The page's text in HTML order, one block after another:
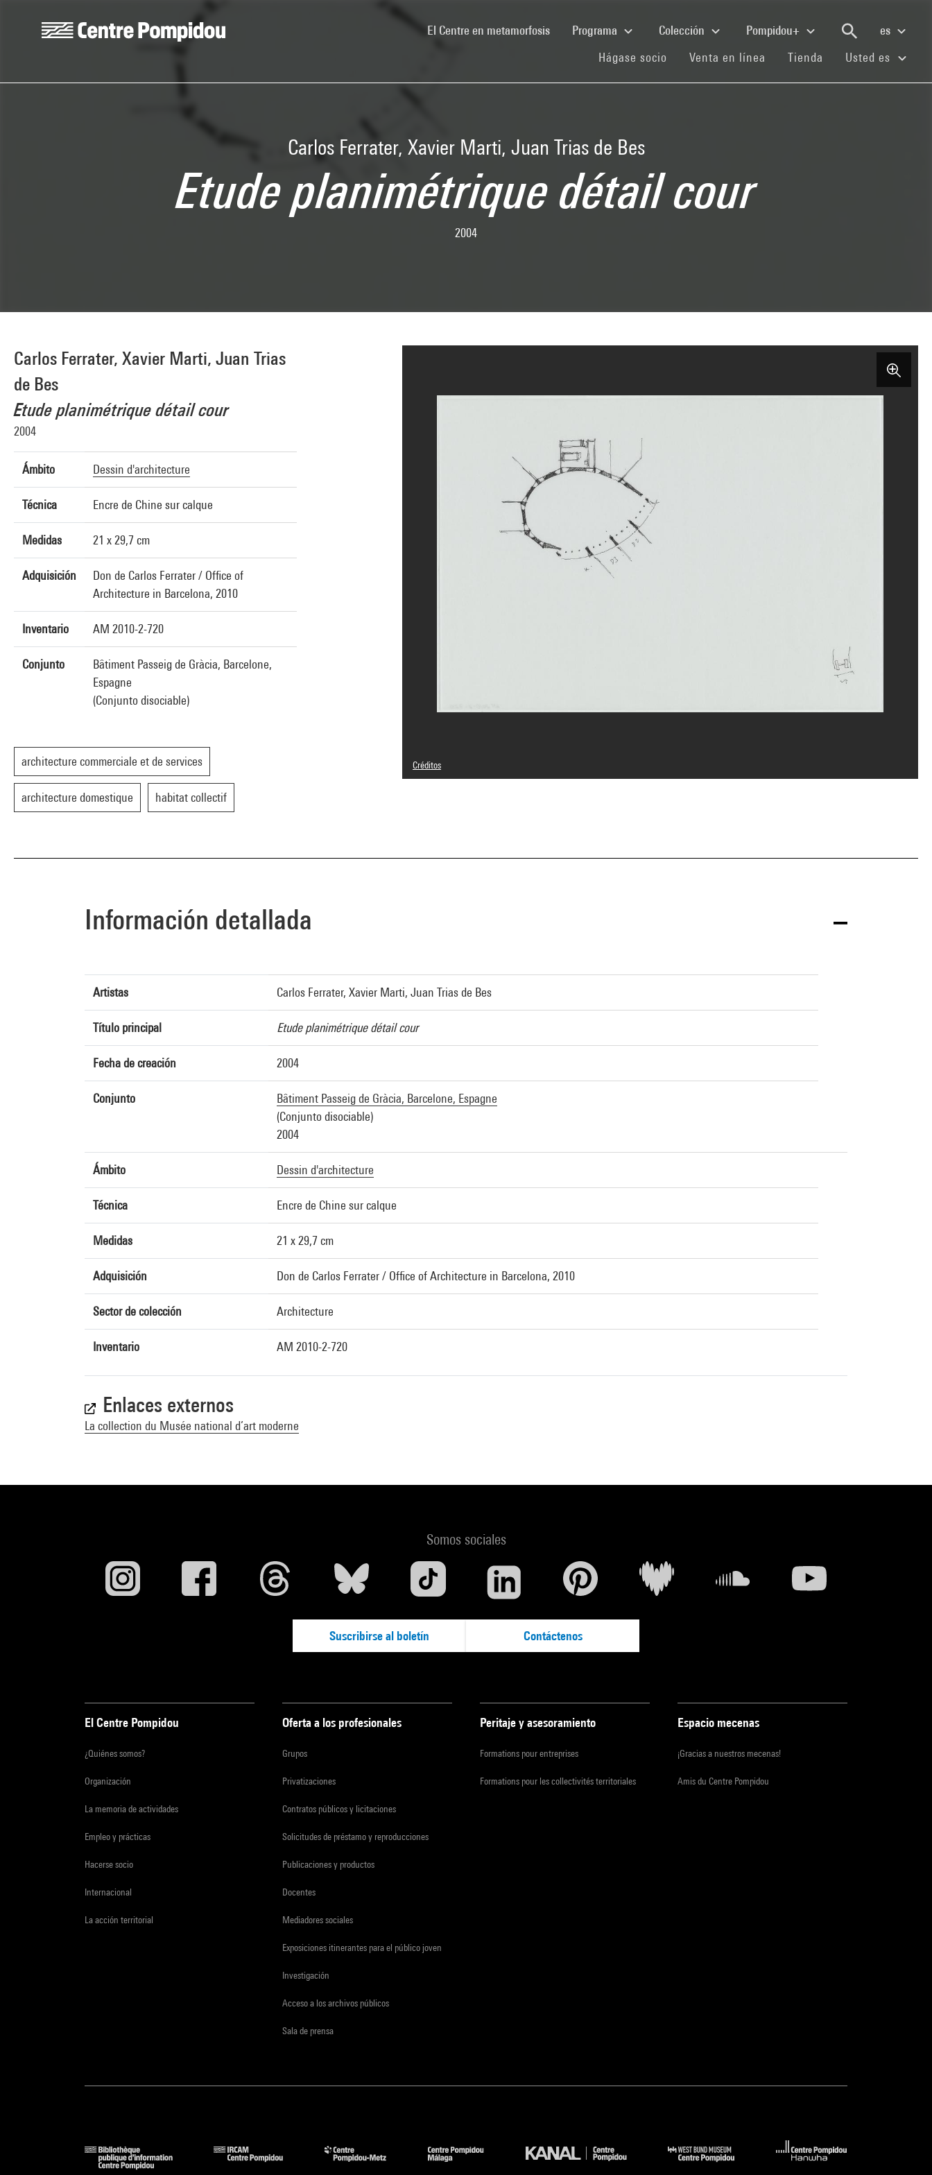
El Centre en metamorfosis(current)Programa Colección Pompidou+
es
Hágase socio (current)
Venta en línea (current)
Tienda (current)
Usted es
Carlos Ferrater, Xavier Marti, Juan Trias de Bes
Etude planimétrique détail cour
2004
Carlos Ferrater, Xavier Marti, Juan Trias
de Bes
Etude planimétrique détail cour
2004
Ámbito Dessin d'architecture
Técnica Encre de Chine sur calque
Medidas 21 x 29,7 cm
Adquisición
Don de Carlos Ferrater / Office of
Architecture in Barcelona, 2010
Inventario AM 2010-2-720
Conjunto
Bâtiment Passeig de Gràcia, Barcelone,
Espagne
(Conjunto disociable)
architecture commerciale et de services
architecture domestique habitat collectif
Créditos
© Carlos Ferrater, © Xavier Marti, © Juan Trias de Bes
Información detallada
Artistas Carlos Ferrater, Xavier Marti, Juan Trias de Bes
Título principal Etude planimétrique détail cour
Fecha de creación 2004
Conjunto
Bâtiment Passeig de Gràcia, Barcelone, Espagne
(Conjunto disociable)
2004
Ámbito Dessin d'architecture
Técnica Encre de Chine sur calque
Medidas 21 x 29,7 cm
Adquisición Don de Carlos Ferrater / Office of Architecture in Barcelona, 2010
Sector de colección Architecture
Inventario AM 2010-2-720
Enlaces externos
La collection du Musée national d’art moderne
Somos sociales
Suscribirse al boletín Contáctenos
El Centre Pompidou
¿Quiénes somos?
Organización
La memoria de actividades
Empleo y prácticas
Hacerse socio
Internacional
La acción territorial
Oferta a los profesionales
Grupos
Privatizaciones
Contratos públicos y licitaciones
Solicitudes de préstamo y reproducciones
Publicaciones y productos
Docentes
Mediadores sociales
Exposiciones itinerantes para el público joven
Investigación
Acceso a los archivos públicos
Sala de prensa
Peritaje y asesoramiento
Formations pour entreprises
Formations pour les collectivités territoriales
Espacio mecenas
¡Gracias a nuestros mecenas!
Amis du Centre Pompidou